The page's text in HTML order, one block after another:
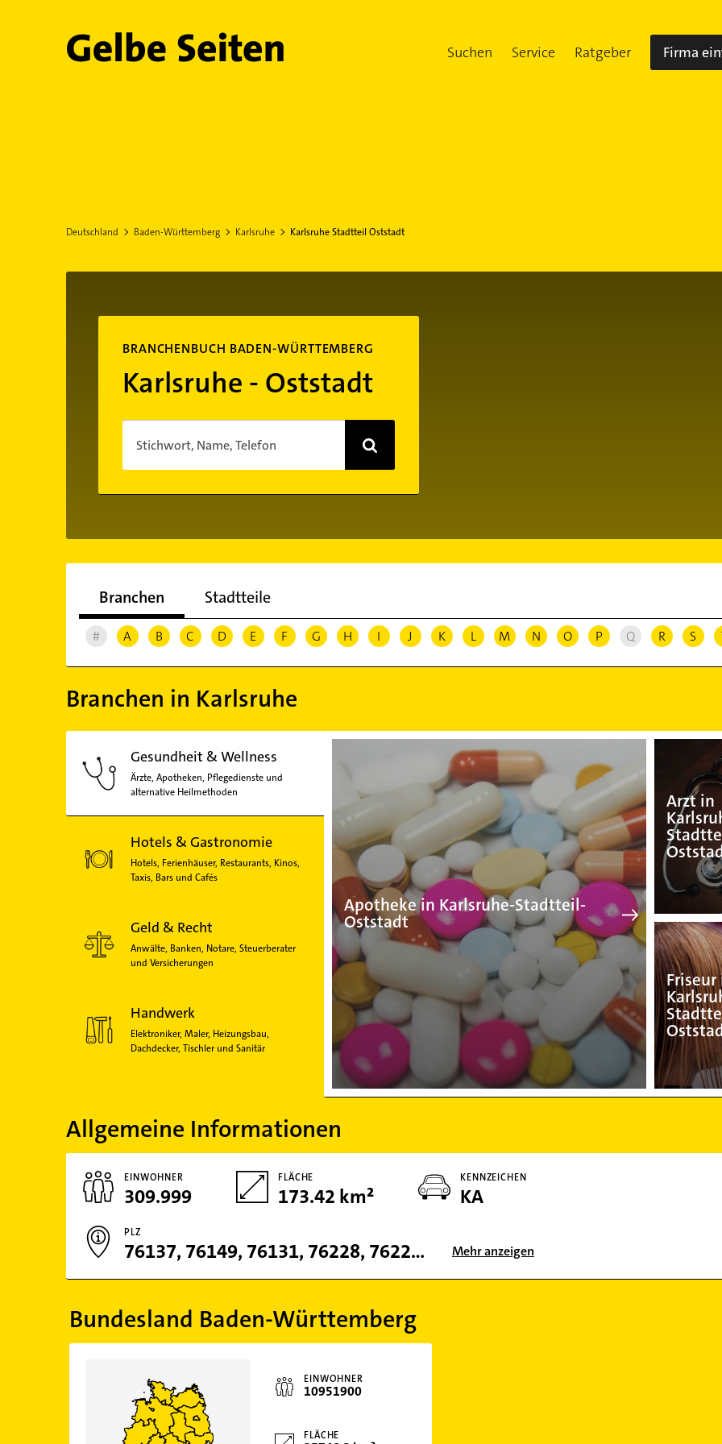
Gelbe Seiten Suchen Service Ratgeber Firma
Deutschland Baden-Württemberg Karlsruhe Karlsruhe Stadtteil Oststadt
BRANCHENBUCH BADEN-WÜRTTEMBERG
Karlsruhe - Oststadt
Stichwort, Name, Telefon
Branchen Stadtteile
# A B C D E F G H I J K L M N O P Q R S
Branchen in Karlsruhe
Gesundheit & Wellness
Ärzte, Apotheken, Pflegedienste und
alternative Heilmethoden
Hotels & Gastronomie
Hotels, Ferienhäuser, Restaurants, Kinos,
Taxis, Bars und Cafés
Geld & Recht
Anwälte, Banken, Notare, Steuerberater
und Versicherungen
Handwerk
Elektroniker, Maler, Heizungsbau,
Dachdecker, Tischler und Sanitär
Apotheke in Karlsruhe-Stadtteil-
Oststadt
Apotheke in
Arzt in
Friseur
Allgemeine Informationen
EINWOHNER
309.999
FLÄCHE
173.42 km²
KENNZEICHEN
KA
PLZ
76137, 76149, 76131, 76228, 76229, 76133, 76187, 76139, 76227, 76185, 76135, 76189, 76199, 76050 Mehr anzeigen
Bundesland Baden-Württemberg
EINWOHNER
10951900
FLÄCHE